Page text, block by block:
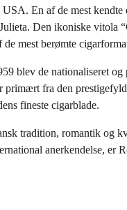
En af de mest kendte
Den ikoniske vitola
mest berømte
blev de nationaliseret og
primært fra den
fineste cigarblade.
tradition, romantik og
anerkendelse, er